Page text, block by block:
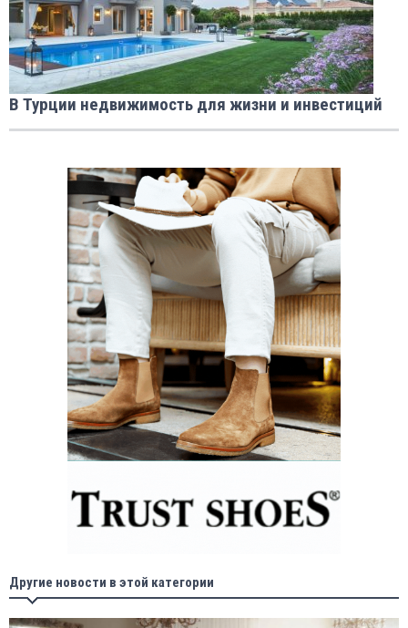
В Турции недвижимость для жизни и инвестиций
Другие новости в этой категории